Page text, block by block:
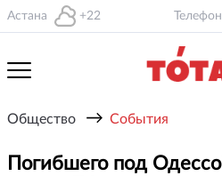
Астана +22
Общество → События
Погибшего под